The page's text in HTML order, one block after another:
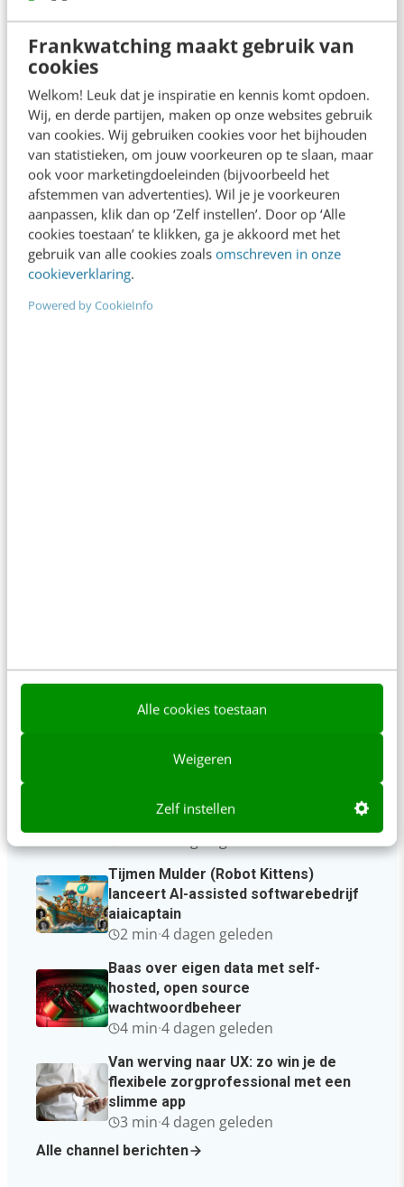
Frankwatching maakt gebruik van
cookies
Welkom! Leuk dat je inspiratie en kennis komt opdoen.
Wij, en derde partijen, maken op onze websites gebruik
van cookies. Wij gebruiken cookies voor het bijhouden
van statistieken, om jouw voorkeuren op te slaan, maar
ook voor marketingdoeleinden (bijvoorbeeld het
afstemmen van advertenties). Wil je je voorkeuren
aanpassen, klik dan op ‘Zelf instellen’. Door op ‘Alle
cookies toestaan’ te klikken, ga je akkoord met het
gebruik van alle cookies zoals omschreven in onze
cookieverklaring.
Powered by CookieInfo
Alle cookies toestaan
Weigeren
Zelf instellen
Je merk opleveren? Waarom een PDF niet
meer genoeg is
5 min·Danny Verroen
Geef structuur aan je content met een
contentbibliotheek [5 stappen]
4 min·Inès Maus
“Bedrijven die stevig staan in hun waarden
komen deze geopolitieke storm het beste
door” [podcast]
3 min·Stef Heutink
lanceren vernieuwd
matchingplatform voor nieuwkomers
en werkgevers
Sneller schoon herstellen na een
Threat Scan met Google Threat
Intelligence
Tijmen Mulder (Robot Kittens)
lanceert AI-assisted softwarebedrijf
aiaicaptain
2 min·4 dagen geleden
Baas over eigen data met self-
hosted, open source
wachtwoordbeheer
4 min·4 dagen geleden
Van werving naar UX: zo win je de
flexibele zorgprofessional met een
slimme app
3 min·4 dagen geleden
Alle channel berichten